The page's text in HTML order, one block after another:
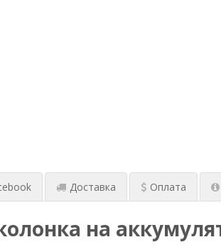
Доставка Оплата
на